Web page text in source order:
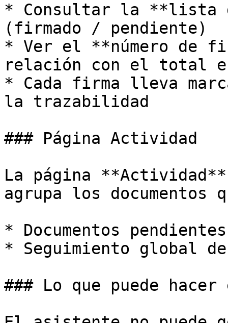
* Consultar la **lista
(firmado / pendiente)
* Ver el **número de
relación con el total
* Cada firma lleva
la trazabilidad
### Página Actividad
La página
agrupa los documentos
* Documentos
* Seguimiento global
### Lo que puede